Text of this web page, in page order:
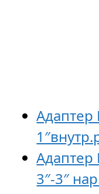
Адаптер
Адаптер
3″-3″